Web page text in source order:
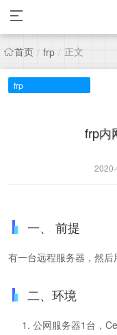
首页 / frp / 正文
frp
frp内
一、 前提
有一台远程服务器，然
二、环境
公网服务器1台，